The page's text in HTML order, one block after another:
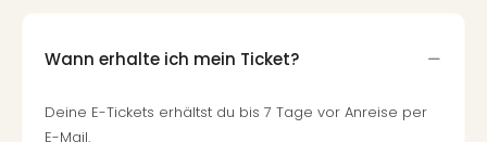
Wann erhalte ich mein Ticket?
Deine E-Tickets erhältst du bis 7 Tage vor Anreise per
E-Mail.